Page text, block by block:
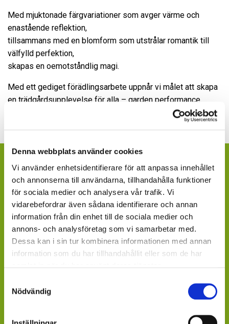
Denna webbplats använder cookies
Vi använder enhetsidentifierare för att anpassa innehållet
och annonserna till användarna, tillhandahålla funktioner
för sociala medier och analysera vår trafik. Vi
vidarebefordrar även sådana identifierare och annan
information från din enhet till de sociala medier och
annons- och analysföretag som vi samarbetar med.
Dessa kan i sin tur kombinera informationen med annan
information som du har tillhandahållit eller som de har
Nödvändig
Med mjuktonade färgvariationer som avger värme och
enastående reflektion,
tillsammans med en blomform som utstrålar romantik till
välfylld perfektion,
skapas en oemotståndlig magi.
Med ett gediget förädlingsarbete uppnår vi målet att skapa
en trädgårdsupplevelse för alla – garden performance.
ÄR DU KONSUMENT OCH VILL FINNA
INKÖPSSTÄLLEN?
Fråga efter produkterna lokalt, där du köper dina växter.
Våra produkter finns under säsong tillgängliga att
beställa hos ett rikstäckande nätverk av återförsäljare
av växter och blommor.
GARDENCENTER: Blomsterlandet, Granngården,
LIVSMEDELSBUTIKER: Dagligvaruhandelskedjorna